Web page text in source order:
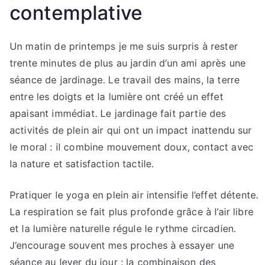
contemplative
Un matin de printemps je me suis surpris à rester
trente minutes de plus au jardin d’un ami après une
séance de jardinage. Le travail des mains, la terre
entre les doigts et la lumière ont créé un effet
apaisant immédiat. Le jardinage fait partie des
activités de plein air qui ont un impact inattendu sur
le moral : il combine mouvement doux, contact avec
la nature et satisfaction tactile.
Pratiquer le yoga en plein air intensifie l’effet détente.
La respiration se fait plus profonde grâce à l’air libre
et la lumière naturelle régule le rythme circadien.
J’encourage souvent mes proches à essayer une
séance au lever du jour : la combinaison des